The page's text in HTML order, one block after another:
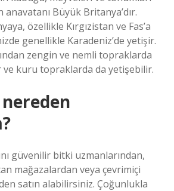
Büyük Britanya’dır.
özellikle Kırgızistan ve Fas’a
genellikle Karadeniz’de yetişir.
zengin ve nemli topraklarda
kuru topraklarda da yetişebilir.
nereden
güvenilir bitki uzmanlarından,
mağazalardan veya çevrimiçi
satın alabilirsiniz. Çoğunlukla